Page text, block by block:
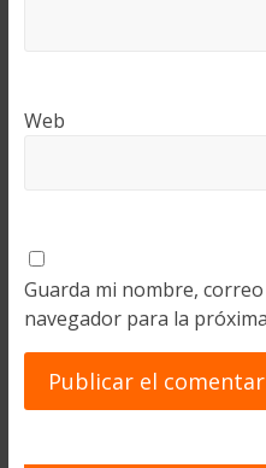
Web
Guarda mi nombre,
navegador para la